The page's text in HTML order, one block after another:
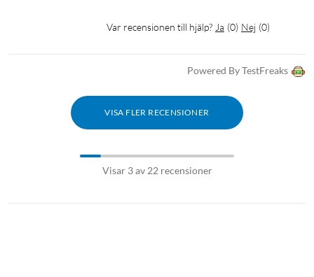
Var recensionen till hjälp? Ja (0) Nej (0)
Powered By TestFreaks
VISA FLER RECENSIONER
Visar 3 av 22 recensioner